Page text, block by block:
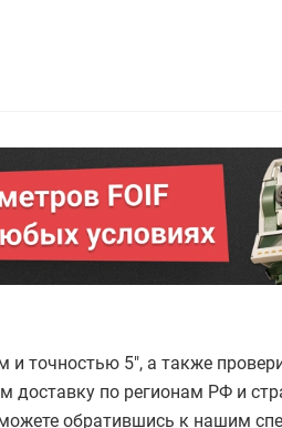
и точностью 5", а также
доставку по регионам РФ и
обратившись к нашим